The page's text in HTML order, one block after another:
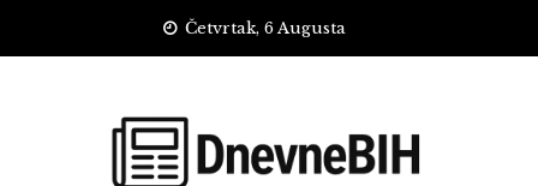
Četvrtak, 6 Augusta